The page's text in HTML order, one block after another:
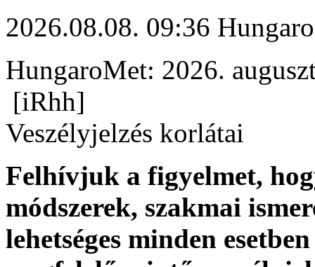
2026.08.08. 09:36
HungaroMet: 2026.
[iRhh]
Veszélyjelzés korlátai
Felhívjuk a figyelmet,
módszerek, szakmai
lehetséges minden